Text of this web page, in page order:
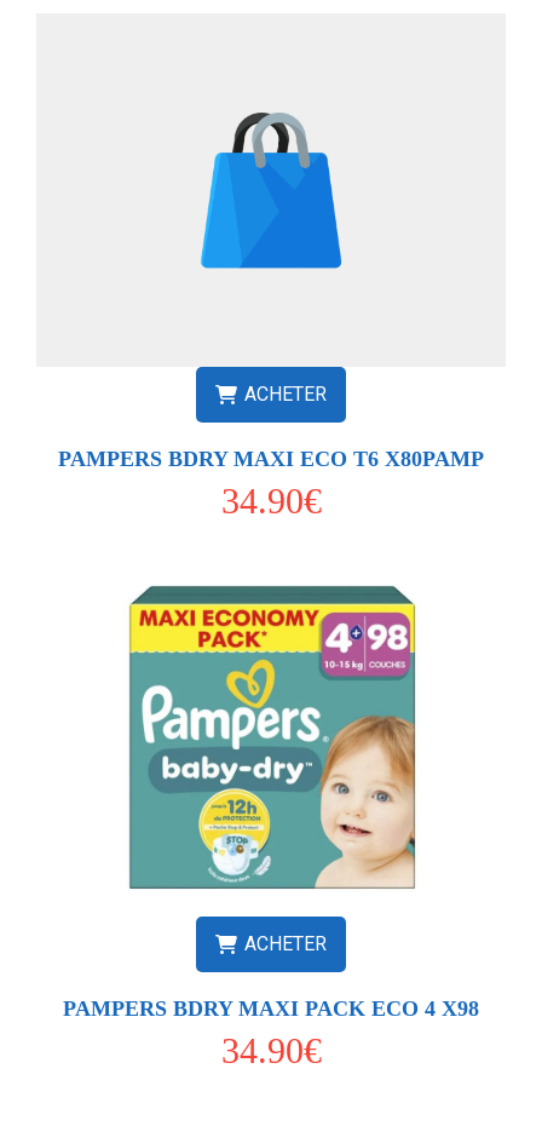
ACHETER
PAMPERS BDRY MAXI ECO T6 X80PAMP
34.90€
ACHETER
PAMPERS BDRY MAXI PACK ECO 4 X98
34.90€